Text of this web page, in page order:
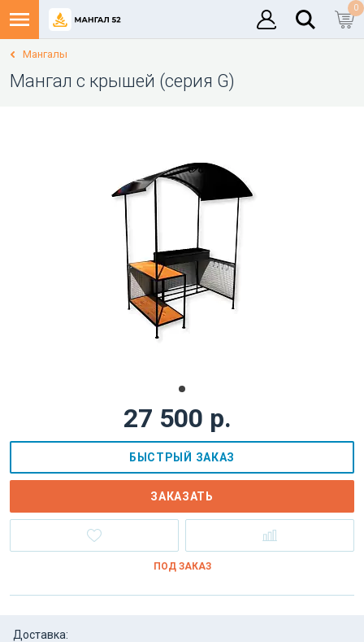
0
Мангалы
Мангал с крышей (серия G)
27 500 р.
БЫСТРЫЙ ЗАКАЗ
ЗАКАЗАТЬ
ПОД ЗАКАЗ
Доставка: